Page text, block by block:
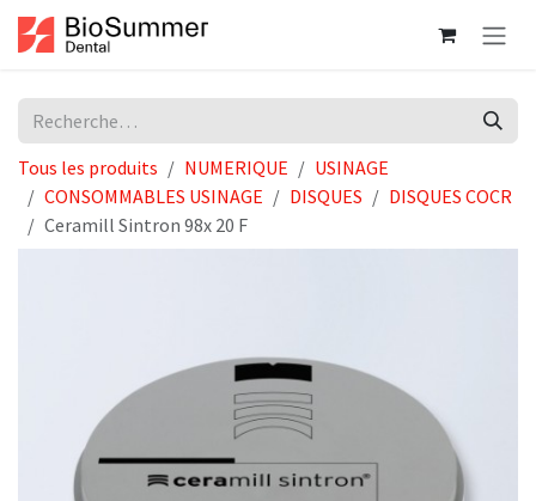
Se rendre au contenu
Tous les produits NUMERIQUE
USINAGE
CONSOMMABLES USINAGE
DISQUES
DISQUES COCR
Ceramill Sintron 98x 20 F